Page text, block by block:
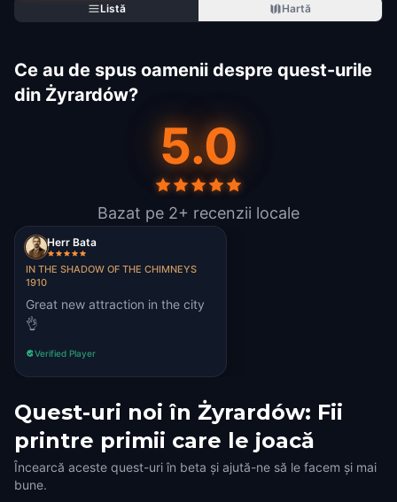
Listă
Hartă
Ce au de spus oamenii despre quest-urile
din Żyrardów?
5.0
Bazat pe 2+ recenzii locale
Herr Bata
IN THE SHADOW OF THE CHIMNEYS
1910
Great new attraction in the city
👌
Verified Player
Quest-uri noi în Żyrardów: Fii
printre primii care le joacă
Încearcă aceste quest-uri în beta și ajută-ne să le facem și mai
bune.